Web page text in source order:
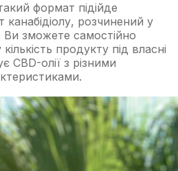
формат підійде
розчинений у
Ви зможете самостійно
продукту під власні
CBD-олії з різними